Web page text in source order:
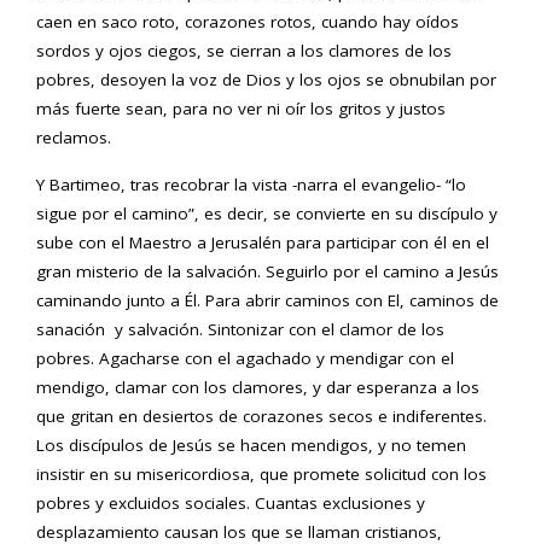
caen en saco roto, corazones rotos, cuando hay oídos
sordos y ojos ciegos, se cierran a los clamores de los
pobres, desoyen la voz de Dios y los ojos se obnubilan por
más fuerte sean, para no ver ni oír los gritos y justos
reclamos.
Y Bartimeo, tras recobrar la vista -narra el evangelio- “lo
sigue por el camino”, es decir, se convierte en su discípulo y
sube con el Maestro a Jerusalén para participar con él en el
gran misterio de la salvación. Seguirlo por el camino a Jesús
caminando junto a Él. Para abrir caminos con El, caminos de
sanación y salvación. Sintonizar con el clamor de los
pobres. Agacharse con el agachado y mendigar con el
mendigo, clamar con los clamores, y dar esperanza a los
que gritan en desiertos de corazones secos e indiferentes.
Los discípulos de Jesús se hacen mendigos, y no temen
insistir en su misericordiosa, que promete solicitud con los
pobres y excluidos sociales. Cuantas exclusiones y
desplazamiento causan los que se llaman cristianos,